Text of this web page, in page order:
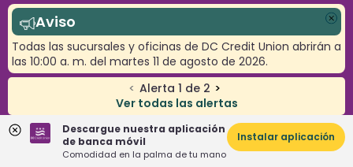
< Alerta 1 de 2 >
Ver todas las alertas
Aviso
Todas las sucursales y oficinas de DC Credit Union abrirán a
las 10:00 a. m. del martes 11 de agosto de 2026.
Descargue nuestra aplicación
de banca móvil
Comodidad en la palma de tu mano
Instalar aplicación